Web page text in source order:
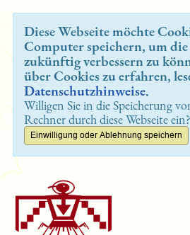
Diese Webseite möchte
Computer speichern, um die
zukünftig verbessern zu
über Cookies zu erfahren,
Datenschutzhinweise.
Willigen Sie in die Speicherung
Rechner durch diese Webseite ein?